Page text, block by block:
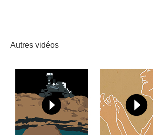
Autres vidéos